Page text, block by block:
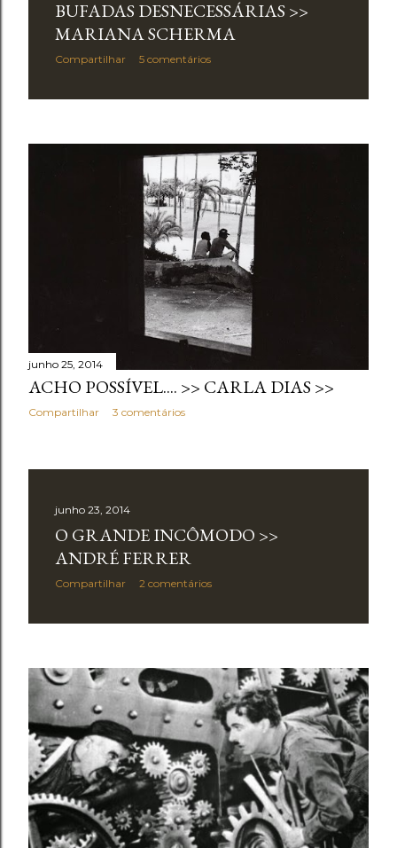
BUFADAS DESNECESSÁRIAS >>
MARIANA SCHERMA
Compartilhar 5 comentários
junho 25, 2014
ACHO POSSÍVEL.... >> CARLA DIAS >>
Compartilhar 3 comentários
junho 23, 2014
O GRANDE INCÔMODO >>
ANDRÉ FERRER
Compartilhar 2 comentários